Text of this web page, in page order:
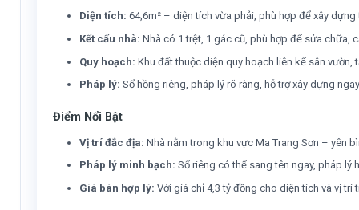
Diện tích: 64,6m² – diện tích vừa phải, phù hợp để xây
Kết cấu nhà: Nhà có 1 trệt, 1 gác cũ, phù hợp để sửa chữa,
Quy hoạch: Khu đất thuộc diện quy hoạch liên kế sân
Pháp lý: Sổ hồng riêng, pháp lý rõ ràng, hỗ trợ xây dựng
Điểm Nổi Bật
Vị trí đắc địa: Nhà nằm trong khu vực Ma Trang Sơn – yên
Pháp lý minh bạch: Sổ riêng có thể sang tên ngay, pháp lý
Giá bán hợp lý: Với giá chỉ 4,3 tỷ đồng cho diện tích và vị